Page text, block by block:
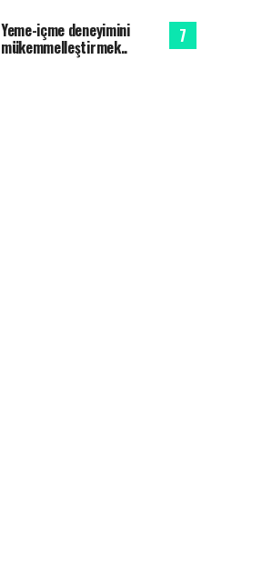
Yeme-içme deneyimini
mükemmelleştirmek..